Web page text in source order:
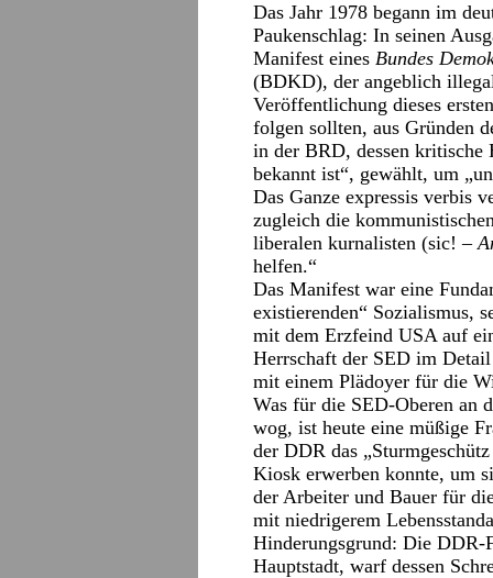
Das Jahr 1978 begann im
Paukenschlag: In seinen
Manifest eines Bundes
(BDKD), der angeblich
Veröffentlichung dieses
folgen sollten, aus Gründen
in der BRD, dessen kritische
bekannt ist“, gewählt, um
Das Ganze expressis verbis
zugleich die
liberalen kurnalisten (sic! –
helfen.“
Das Manifest war eine
existierenden“ Sozialismus,
mit dem Erzfeind USA auf
Herrschaft der SED im
mit einem Plädoyer für die
Was für die SED-Oberen an
wog, ist heute eine müßige
der DDR das
Kiosk erwerben konnte, um
der Arbeiter und Bauer für
mit niedrigerem
Hinderungsgrund: Die DDR-
Hauptstadt, warf dessen